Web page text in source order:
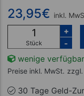
23,95€ inkl.
Stück
+
-
wenige
Preise inkl. MwSt. zzgl.
30 Tage Geld-